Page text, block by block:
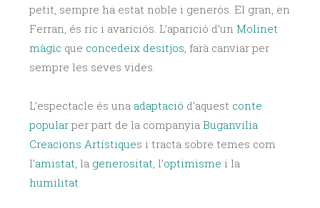
petit, sempre ha estat noble i generós. El gran, en
Ferran, és ric i avariciós. L’aparició d’un Molinet
màgic que concedeix desitjos , farà canviar per
sempre les seves vides.
L’espectacle és una adaptació d’aquest conte
popular per part de la companyia Buganvilia
Creacions Artístiques i tracta sobre temes com
l’amistat , la generositat , l’optimisme i la
humilitat